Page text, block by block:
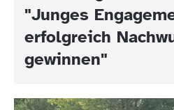
"Junges
erfolgreich
gewinnen"